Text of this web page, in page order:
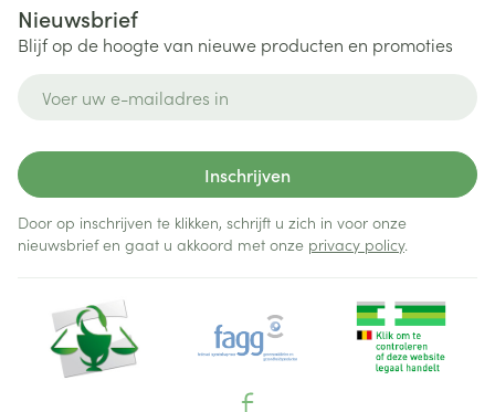
Nieuwsbrief
Blijf op de hoogte van nieuwe producten en promoties
Inschrijven
Door op inschrijven te klikken, schrijft u zich in voor onze
nieuwsbrief en gaat u akkoord met onze privacy policy.